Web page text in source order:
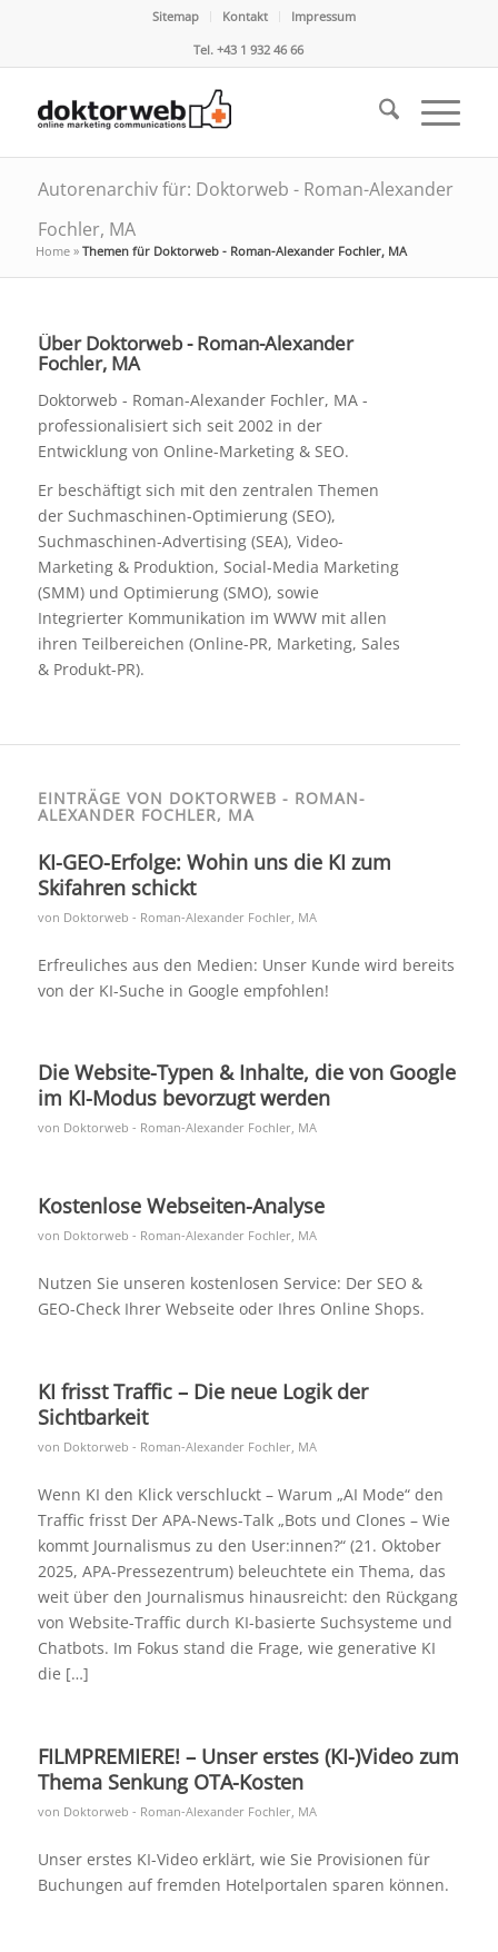
Sitemap Kontakt
Impressum
Tel. +43 1 932 46 66
Autorenarchiv für: Doktorweb - Roman-Alexander
Fochler, MA
Home» Themen für Doktorweb - Roman-Alexander Fochler, MA
ÜberDoktorweb - Roman-Alexander
Fochler, MA
Doktorweb - Roman-Alexander Fochler, MA -
professionalisiert sich seit 2002 in der
Entwicklung von Online-Marketing & SEO.
Er beschäftigt sich mit den zentralen Themen
der Suchmaschinen-Optimierung (SEO),
Suchmaschinen-Advertising (SEA), Video-
Marketing & Produktion, Social-Media Marketing
(SMM) und Optimierung (SMO), sowie
Integrierter Kommunikation im WWW mit allen
ihren Teilbereichen (Online-PR, Marketing, Sales
& Produkt-PR).
EINTRÄGE VON DOKTORWEB - ROMAN-
ALEXANDER FOCHLER, MA
KI-GEO-Erfolge: Wohin uns die KI zum
Skifahren schickt
von Doktorweb - Roman-Alexander Fochler, MA
Erfreuliches aus den Medien: Unser Kunde wird bereits
von der KI-Suche in Google empfohlen!
Die Website-Typen & Inhalte, die von Google
im KI-Modus bevorzugt werden
von Doktorweb - Roman-Alexander Fochler, MA
Kostenlose Webseiten-Analyse
von Doktorweb - Roman-Alexander Fochler, MA
Nutzen Sie unseren kostenlosen Service: Der SEO &
GEO-Check Ihrer Webseite oder Ihres Online Shops.
KI frisst Traffic – Die neue Logik der
Sichtbarkeit
von Doktorweb - Roman-Alexander Fochler, MA
Wenn KI den Klick verschluckt – Warum „AI Mode“ den
Traffic frisst Der APA-News-Talk „Bots und Clones – Wie
kommt Journalismus zu den User:innen?“ (21. Oktober
2025, APA-Pressezentrum) beleuchtete ein Thema, das
weit über den Journalismus hinausreicht: den Rückgang
von Website-Traffic durch KI-basierte Suchsysteme und
Chatbots. Im Fokus stand die Frage, wie generative KI
die […]
FILMPREMIERE! – Unser erstes (KI-)Video zum
Thema Senkung OTA-Kosten
von Doktorweb - Roman-Alexander Fochler, MA
Unser erstes KI-Video erklärt, wie Sie Provisionen für
Buchungen auf fremden Hotelportalen sparen können.